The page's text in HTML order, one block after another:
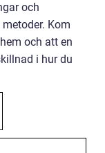
och
Kom
och att en
i hur du